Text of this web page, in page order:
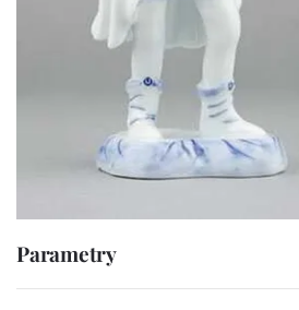
Parametry